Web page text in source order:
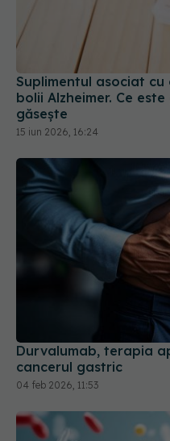
Suplimentul asociat
bolii Alzheimer. Ce
găsește
15 iun 2026, 16:24
Durvalumab, terapia
cancerul gastric
04 feb 2026, 11:53